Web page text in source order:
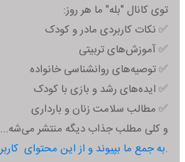
توی کانال "بله" ما هر روز:
✅ نکات کاربردی مادر و کودک
✅ آموزش‌های تربیتی
✅ توصیه‌های روانشناسی خانواده
✅ ایده‌های رشد و بازی با کودک
✅ مطالب سلامت زنان و بارداری
و کلی مطلب جذاب دیگه منتشر می‌شه...
به جمع ما بپیوند و از این محتوای کاربردی استفاده کن.